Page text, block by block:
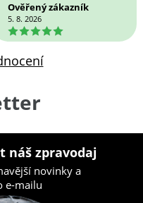
Ověřený zákazník
5. 8. 2026
5
náš zpravodaj
novinky a
e-mailu